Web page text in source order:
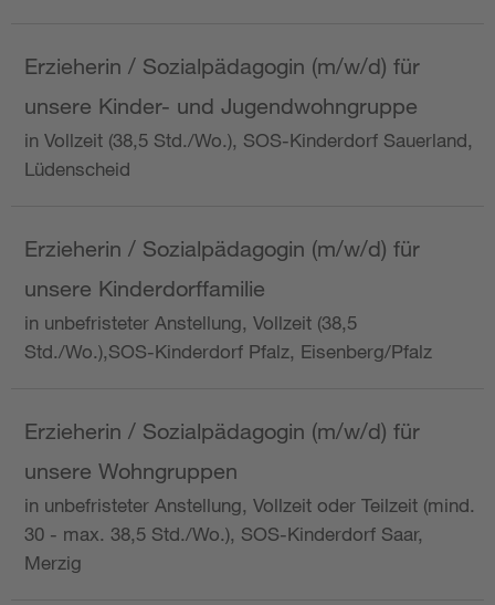
Erzieherin / Sozialpädagogin (m/w/d) für
unsere Kinder- und Jugendwohngruppe
in Vollzeit (38,5 Std./Wo.), SOS-Kinderdorf Sauerland,
Lüdenscheid
Erzieherin / Sozialpädagogin (m/w/d) für
unsere Kinderdorffamilie
in unbefristeter Anstellung, Vollzeit (38,5
Std./Wo.),SOS-Kinderdorf Pfalz, Eisenberg/Pfalz
Erzieherin / Sozialpädagogin (m/w/d) für
unsere Wohngruppen
in unbefristeter Anstellung, Vollzeit oder Teilzeit (mind.
30 - max. 38,5 Std./Wo.), SOS-Kinderdorf Saar,
Merzig